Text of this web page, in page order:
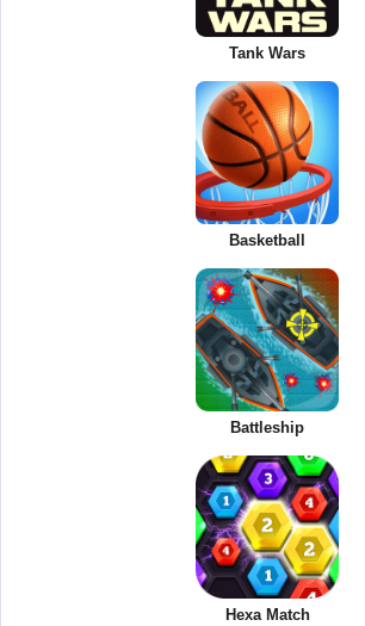
Tank Wars
Basketball
Battleship
Hexa Match